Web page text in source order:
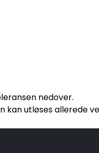
nedover.
kan utløses allerede